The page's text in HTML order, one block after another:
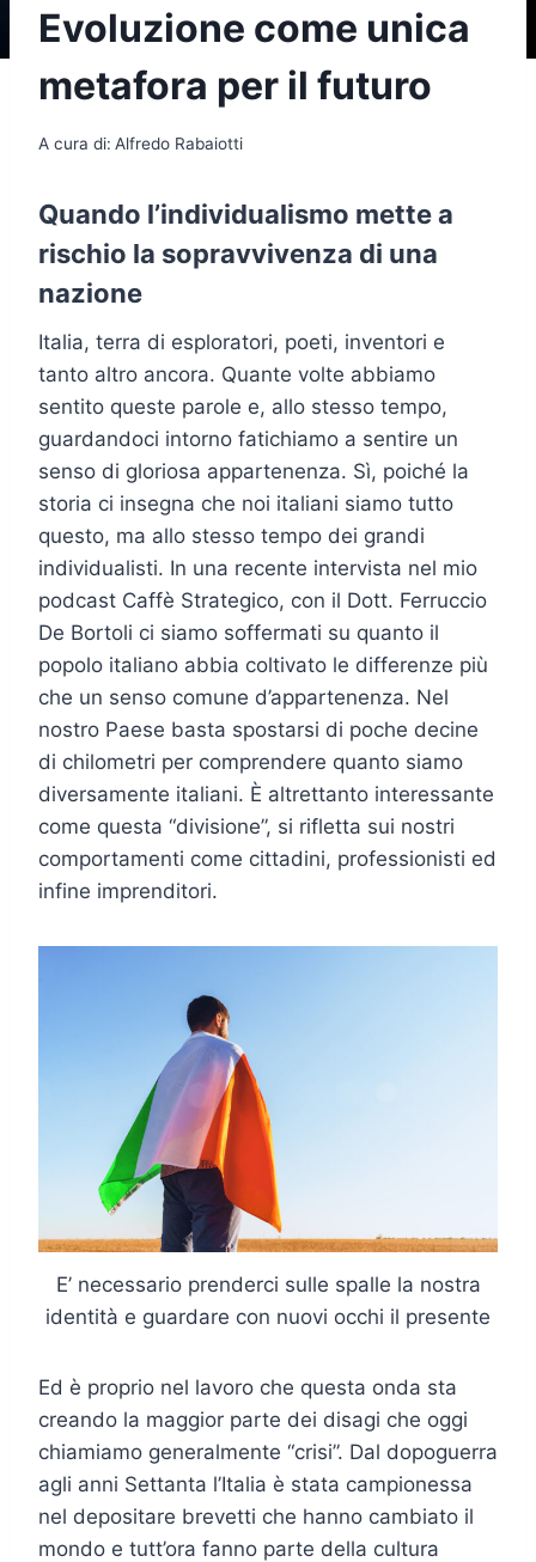
Evoluzione come unica
metafora per il futuro
A cura di: Alfredo Rabaiotti
Quando l’individualismo mette a
rischio la sopravvivenza di una
nazione
Italia, terra di esploratori, poeti, inventori e
tanto altro ancora. Quante volte abbiamo
sentito queste parole e, allo stesso tempo,
guardandoci intorno fatichiamo a sentire un
senso di gloriosa appartenenza. Sì, poiché la
storia ci insegna che noi italiani siamo tutto
questo, ma allo stesso tempo dei grandi
individualisti. In una recente intervista nel mio
podcast Caffè Strategico, con il Dott. Ferruccio
De Bortoli ci siamo soffermati su quanto il
popolo italiano abbia coltivato le differenze più
che un senso comune d’appartenenza. Nel
nostro Paese basta spostarsi di poche decine
di chilometri per comprendere quanto siamo
diversamente italiani. È altrettanto interessante
come questa “divisione”, si rifletta sui nostri
comportamenti come cittadini, professionisti ed
infine imprenditori.
E’ necessario prenderci sulle spalle la nostra
identità e guardare con nuovi occhi il presente
Ed è proprio nel lavoro che questa onda sta
creando la maggior parte dei disagi che oggi
chiamiamo generalmente “crisi”. Dal dopoguerra
agli anni Settanta l’Italia è stata campionessa
nel depositare brevetti che hanno cambiato il
mondo e tutt’ora fanno parte della cultura